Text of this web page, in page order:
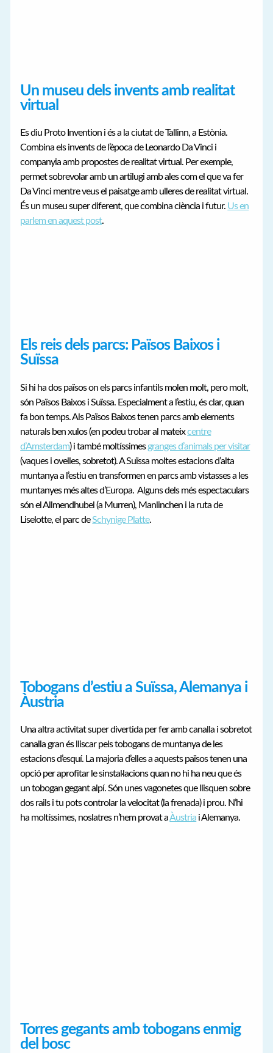
Un museu dels invents amb realitat
virtual
Es diu Proto Invention i és a la ciutat de Tallinn, a Estònia.
Combina els invents de l’època de Leonardo Da Vinci i
companyia amb propostes de realitat virtual. Per exemple,
permet sobrevolar amb un artilugi amb ales com el que va fer
Da Vinci mentre veus el paisatge amb ulleres de realitat virtual.
És un museu super diferent, que combina ciència i futur. Us en
parlem en aquest post.
Els reis dels parcs: Països Baixos i
Suïssa
Si hi ha dos països on els parcs infantils molen molt, pero molt,
són Països Baixos i Suïssa. Especialment a l’estiu, és clar, quan
fa bon temps. Als Països Baixos tenen parcs amb elements
naturals ben xulos (en podeu trobar al mateixcentre
d’Amsterdam) i també moltíssimesgranges d’animals per visitar
(vaques i ovelles, sobretot). A Suïssa moltes estacions d’alta
muntanya a l’estiu en transformen en parcs amb vistasses a les
muntanyes més altes d’Europa. Alguns dels més espectaculars
són el Allmendhubel (a Murren), Manlinchen i la ruta de
Liselotte, el parc deSchynige Platte.
Tobogans d’estiu a Suïssa, Alemanya i
Àustria
Una altra activitat super divertida per fer amb canalla i sobretot
canalla gran és lliscar pels tobogans de muntanya de les
estacions d’esquí. La majoria d’elles a aquests països tenen una
opció per aprofitar le sinstal·lacions quan no hi ha neu que és
un tobogan gegant alpí. Són unes vagonetes que llisquen sobre
dos rails i tu pots controlar la velocitat (la frenada) i prou. N’hi
ha moltíssimes, noslatres n’hem provat aÀustria i Alemanya.
Torres gegants amb tobogans enmig
del bosc